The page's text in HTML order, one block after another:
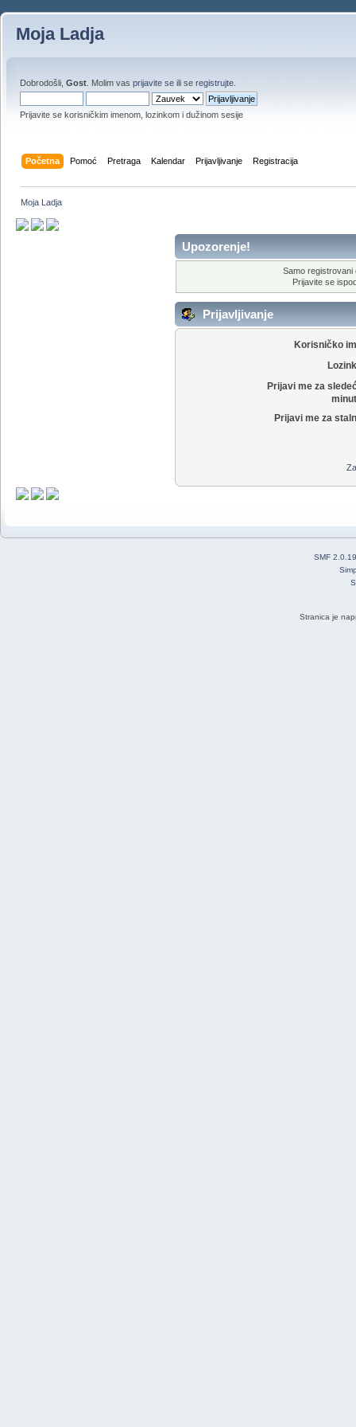
Moja Ladja
Dobrodošli, Gost . Molim vas prijavite se ili se registrujte
Prijavite se korisničkim imenom, lozinkom i dužinom sesije
Početna Pomoć Pretraga Kalendar Prijavljivanje Registracija
Moja Ladja
Upozorenje!
Samo registrovani
Prijavite se
Prijavljivanje
Korisničko
Prijavi me za
Prijavi me za
SMF 2.0.19
Stranica je